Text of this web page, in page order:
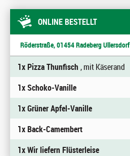
ONLINE BESTELLT
Röderstraße, 01454 Radeberg Ullersdorf
1x Pizza Thunfisch , mit Käserand
1x Schoko-Vanille
1x Grüner Apfel-Vanille
1x Back-Camembert
1x Wir liefern Flüsterleise